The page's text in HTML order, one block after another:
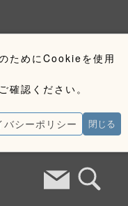
ためにCookieを使用
確認ください。
バシーポリシー 閉じる